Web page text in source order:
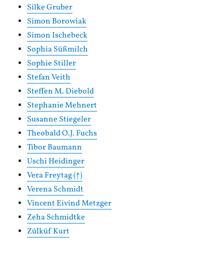
Silke Gruber
Simon Borowiak
Simon Ischebeck
Sophia Süßmilch
Sophie Stiller
Stefan Veith
Steffen M. Diebold
Stephanie Mehnert
Susanne Stiegeler
Theobald O.J. Fuchs
Tibor Baumann
Uschi Heidinger
Vera Freytag (†)
Verena Schmidt
Vincent Eivind Metzger
Zeha Schmidtke
Zülküf Kurt